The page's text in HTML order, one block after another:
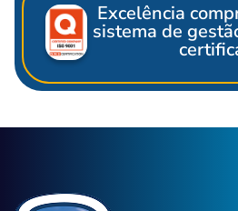
Excelência
sistema de